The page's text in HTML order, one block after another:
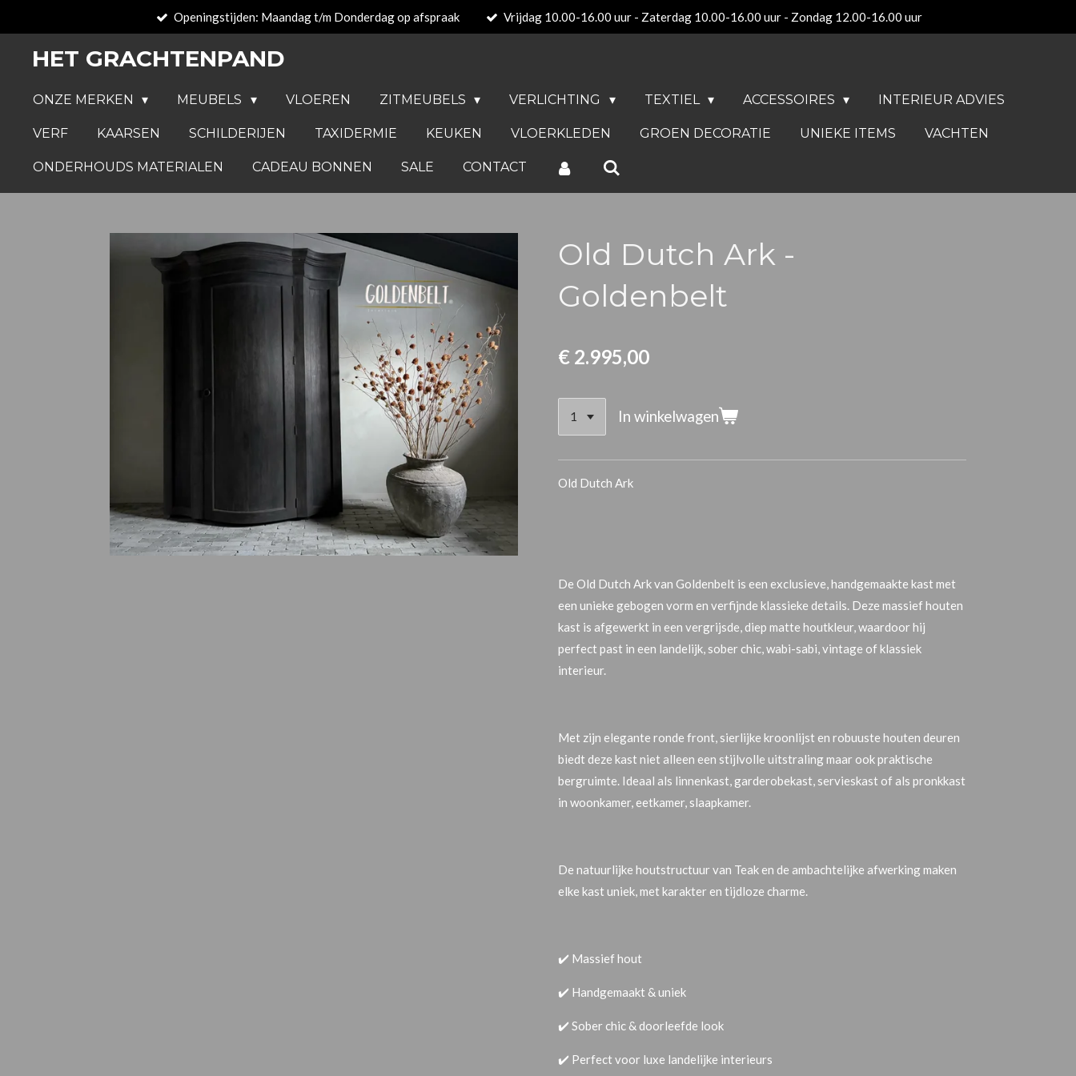
hoofdinhoud
Openingstijden: Maandag t/m Donderdag op afspraak Vrijdag 10.00-16.00 uur - Zaterdag 10.00-16.00 uur - Zondag 12.00-16.00 uur
HET GRACHTENPAND
ONZE MERKEN MEUBELS VLOEREN ZITMEUBELS VERLICHTING TEXTIEL ACCESSOIRES INTERIEUR ADVIES
VERF KAARSEN SCHILDERIJEN TAXIDERMIE KEUKEN VLOERKLEDEN GROEN DECORATIE UNIEKE ITEMS VACHTEN
ONDERHOUDS MATERIALEN CADEAU BONNEN SALE CONTACT
Old Dutch Ark -
Goldenbelt
€ 2.995,00
In winkelwagen
Old Dutch Ark
De Old Dutch Ark van Goldenbelt is een exclusieve, handgemaakte kast met
een unieke gebogen vorm en verfijnde klassieke details. Deze massief houten
kast is afgewerkt in een vergrijsde, diep matte houtkleur, waardoor hij
perfect past in een landelijk, sober chic, wabi-sabi, vintage of klassiek
interieur.
Met zijn elegante ronde front, sierlijke kroonlijst en robuuste houten deuren
biedt deze kast niet alleen een stijlvolle uitstraling maar ook praktische
bergruimte. Ideaal als linnenkast, garderobekast, servieskast of als pronkkast
in woonkamer, eetkamer, slaapkamer.
De natuurlijke houtstructuur van Teak en de ambachtelijke afwerking maken
elke kast uniek, met karakter en tijdloze charme.
✔️ Massief hout
✔️ Handgemaakt & uniek
✔️ Sober chic & doorleefde look
✔️ Perfect voor luxe landelijke interieurs